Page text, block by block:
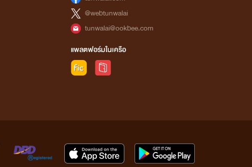
@webtunwalai
tunwalai@ookbee.com
แพลตฟอร์มในเครือ